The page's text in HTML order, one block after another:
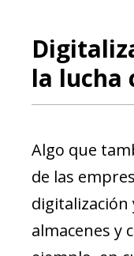
la lucha
Algo que
de las
almacenes y